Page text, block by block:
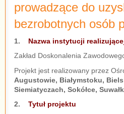
prowadzące do
bezrobotnych osób
1. Nazwa instytucji
Zakład Doskonalenia
Projekt jest realizowany przez
Augustowie, Białymstoku,
Siemiatyczach, Sokółce,
2. Tytuł projektu